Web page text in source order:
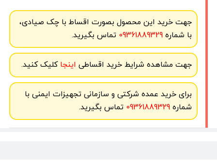
جهت خرید این محصول بصورت اقساط با چک صیادی،
با شماره09361889329 تماس بگیرید.
جهت مشاهده شرایط خرید اقساطی اینجاکلیک کنید.
برای خرید عمده شرکتی و سازمانی تجهیزات ایمنی با
شماره09361889329 تماس بگیرید.